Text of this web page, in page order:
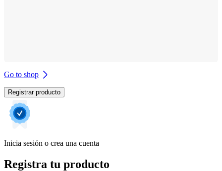
Go to shop
Registrar producto
Inicia sesión o crea una cuenta
Registra tu producto